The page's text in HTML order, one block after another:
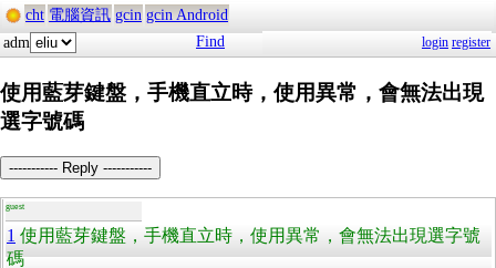
cht 電腦資訊 gcin gcin Android
adm
Find login register
使用藍芽鍵盤，手機直立時，使用異常，會無法出現
選字號碼
----------- Reply -----------
guest
1 使用藍芽鍵盤，手機直立時，使用異常，會無法出現選字號
碼